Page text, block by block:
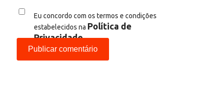
Eu concordo com os termos e condições
estabelecidos na Política de
Privacidade